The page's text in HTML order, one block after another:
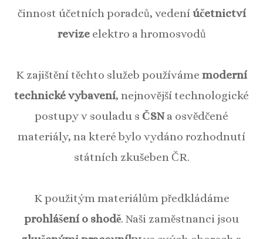
činnost účetních poradců, vedeníúčetnictví
revizeelektro a hromosvodů
K zajištění těchto služeb používáme moderní
technické vybavení, nejnovější technologické
postupy v souladu s ČSNa osvědčené
materiály, na které bylo vydáno rozhodnutí
státních zkušeben ČR.
K použitým materiálům předkládáme
prohlášení o shodě. Naši zaměstnanci jsou